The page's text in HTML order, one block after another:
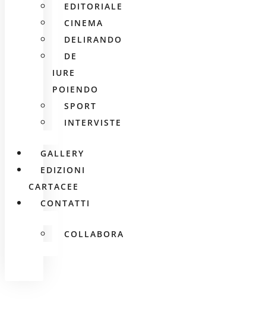
EDITORIALE
CINEMA
DELIRANDO
DE
IURE
POIENDO
SPORT
INTERVISTE
GALLERY
EDIZIONI
CARTACEE
CONTATTI
COLLABORA